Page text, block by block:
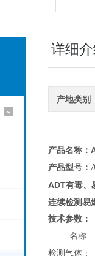
详细
产地类别
产品名称：
产品型号：
ADT有毒、
连续检测易
技术参数：
名称
检测气体：